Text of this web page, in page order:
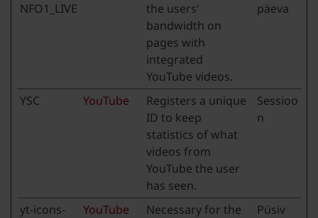
NFO1_LIVE
the users'
bandwidth on
pages with
integrated
YouTube videos.
päeva
YSC YouTube
Registers a unique
ID to keep
statistics of what
videos from
YouTube the user
has seen.
Sessioo
n
yt-icons-
YouTube
Necessary for the
Püsiv